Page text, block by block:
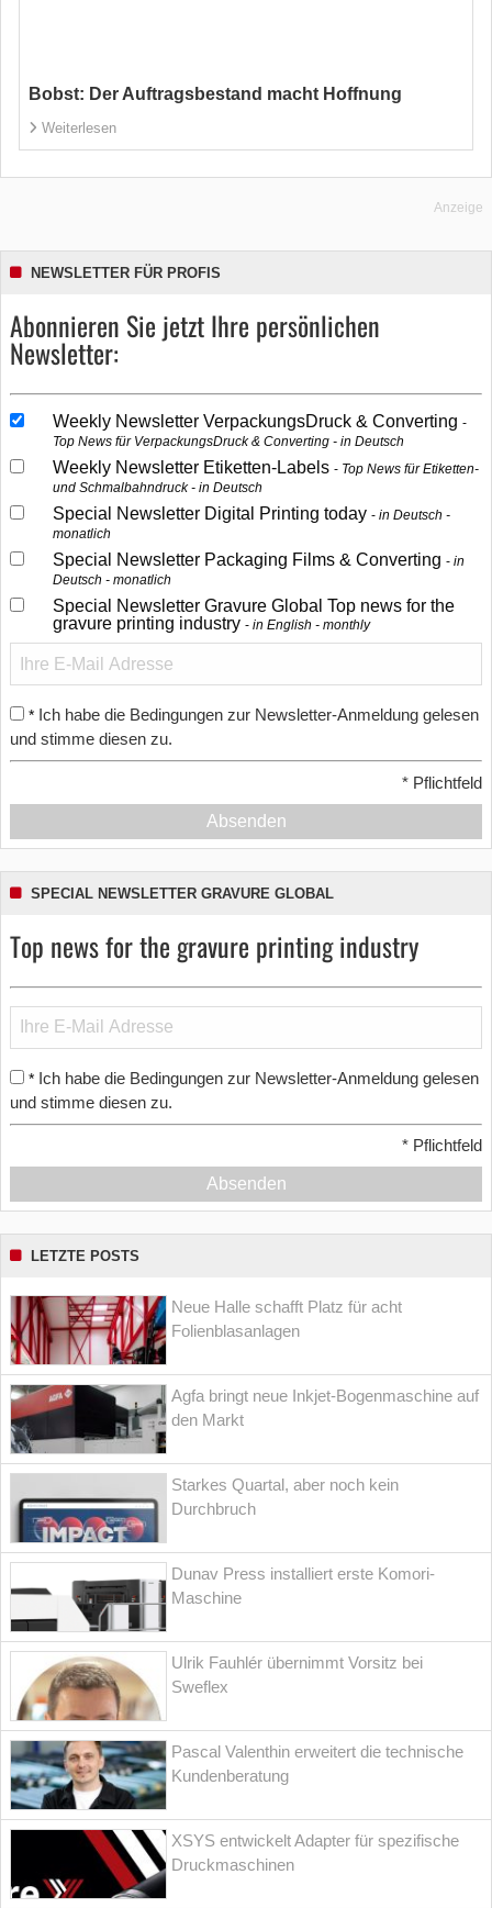
Bobst: Der Auftragsbestand macht Hoffnung
Weiterlesen
Anzeige
NEWSLETTER FÜR PROFIS
Abonnieren Sie jetzt Ihre persönlichen
Newsletter:
Weekly Newsletter VerpackungsDruck & Converting
Top News für VerpackungsDruck & Converting - in Deutsch
Weekly Newsletter Etiketten-Labels
Top News für Etiketten-
und Schmalbahndruck - in Deutsch
Special Newsletter Digital Printing today
in Deutsch -
monatlich
Special Newsletter Packaging Films & Converting
in
Deutsch - monatlich
Special Newsletter Gravure Global Top news for the
gravure printing industry
in English - monthly
* Ich habe die Bedingungen zur Newsletter-Anmeldung gelesen
und stimme diesen zu.
* Pflichtfeld
Absenden
SPECIAL NEWSLETTER GRAVURE GLOBAL
Top news for the gravure printing industry
* Ich habe die Bedingungen zur Newsletter-Anmeldung gelesen
und stimme diesen zu.
* Pflichtfeld
Absenden
LETZTE POSTS
Neue Halle schafft Platz für acht
Folienblasanlagen
Agfa bringt neue Inkjet-Bogenmaschine auf
den Markt
Starkes Quartal, aber noch kein
Durchbruch
Dunav Press installiert erste Komori-
Maschine
Ulrik Fauhlér übernimmt Vorsitz bei
Sweflex
Pascal Valenthin erweitert die technische
Kundenberatung
XSYS entwickelt Adapter für spezifische
Druckmaschinen